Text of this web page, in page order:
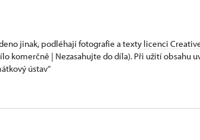
jinak, podléhají fotografie a texty licenci
komerčně | Nezasahujte do díla). Při užití obsahu
ústav“